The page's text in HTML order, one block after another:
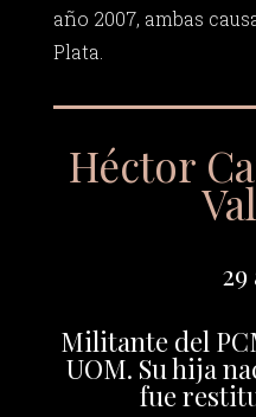
año 2007, ambas
Plata.
Héctor
29
Militante del
UOM. Su hija
fue